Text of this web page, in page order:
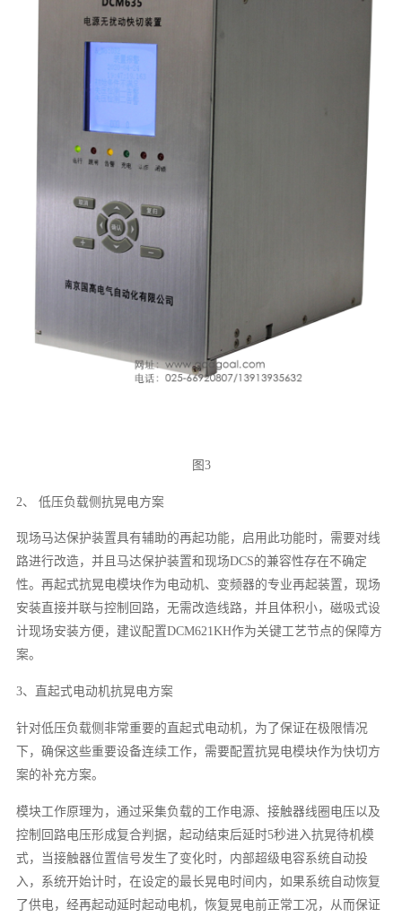
图3
2、 低压负载侧抗晃电方案
现场马达保护装置具有辅助的再起功能，启用此功能时，需要对线
路进行改造，并且马达保护装置和现场DCS的兼容性存在不确定
性。再起式抗晃电模块作为电动机、变频器的专业再起装置，现场
安装直接并联与控制回路，无需改造线路，并且体积小，磁吸式设
计现场安装方便，建议配置DCM621KH作为关键工艺节点的保障方
案。
3、直起式电动机抗晃电方案
针对低压负载侧非常重要的直起式电动机，为了保证在极限情况
下，确保这些重要设备连续工作，需要配置抗晃电模块作为快切方
案的补充方案。
模块工作原理为，通过采集负载的工作电源、接触器线圈电压以及
控制回路电压形成复合判据，起动结束后延时5秒进入抗晃待机模
式，当接触器位置信号发生了变化时，内部超级电容系统自动投
入，系统开始计时，在设定的最长晃电时间内，如果系统自动恢复
了供电，经再起动延时起动电机，恢复晃电前正常工况，从而保证